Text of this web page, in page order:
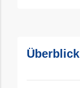
Überblick